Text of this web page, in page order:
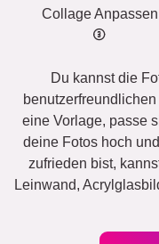
Collage Anpassen
Du kannst die
eine Vorlage, passe
deine Fotos hoch
zufrieden bist,
Leinwand,